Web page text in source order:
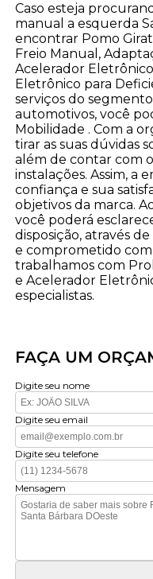
Caso esteja
manual a esquerda
encontrar Pomo
Freio Manual,
Acelerador
Eletrônico para
serviços do
automotivos, você
Mobilidade . Com a
tirar as suas dúvidas
além de contar com
instalações. Assim, a
confiança e sua
objetivos da marca.
você poderá
disposição, através
e comprometido com
trabalhamos com
e Acelerador
especialistas.
FAÇA UM
Digite seu nome
Digite seu email
Digite seu telefone
Mensagem